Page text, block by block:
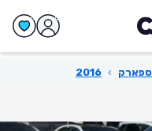
ספארק ›
2016